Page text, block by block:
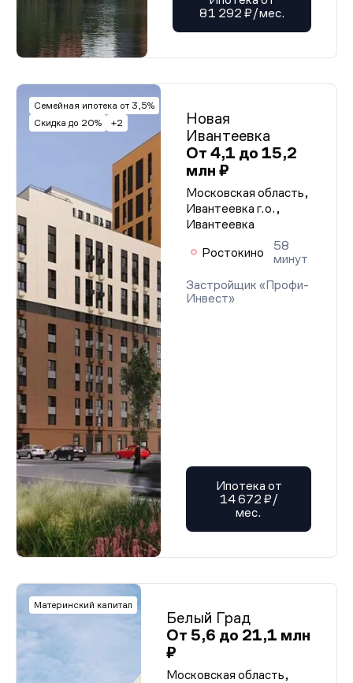
81 292 ₽/мес.
Семейная ипотека от 3,5%
Скидка до 20%
+2
Новая
Ивантеевка
От 4,1 до 15,2
млн ₽
Московская область,
Ивантеевка г.о.,
Ивантеевка
Ростокино
58
минут
Застройщик «Профи-
Инвест»
Ипотека от
14 672 ₽/
мес.
Материнский капитал
Белый Град
От 5,6 до 21,1 млн
₽
Московская область,